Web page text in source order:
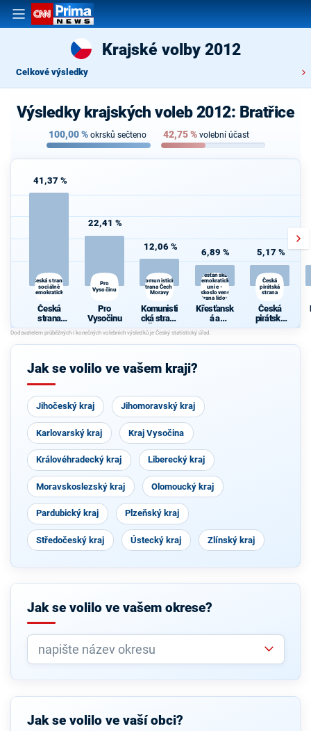
Krajské volby 2012
Celkové výsledky
Výsledky krajských voleb 2012: Bratřice
100,00% okrsků sečteno 42,75% volební účast
41,37 %
Česká strana
sociálně
demokratická
Česká
strana
sociálně
demokrati
cká
22,41 %
Pro
Vysočinu
Pro
Vysočinu
12,06 %
Komunistická
strana Čech a
Moravy
Komunisti
cká strana
Čech a
Moravy
6,89 %
Křesťanská a
demokratická
unie -
Československá
strana lidová
Křesťansk
á a
demokrati
cká unie -
Českoslov
5,17 %
Česká
pirátská
strana
Česká
pirátská
strana
Jak se volilo ve vašem kraji?
Jihočeský kraj Jihomoravský kraj
Karlovarský kraj Kraj Vysočina
Královéhradecký kraj Liberecký kraj
Moravskoslezský kraj Olomoucký kraj
Pardubický kraj Plzeňský kraj
Středočeský kraj Ústecký kraj Zlínský kraj
Jak se volilo ve vašem okrese?
Jak se volilo ve vaší obci?